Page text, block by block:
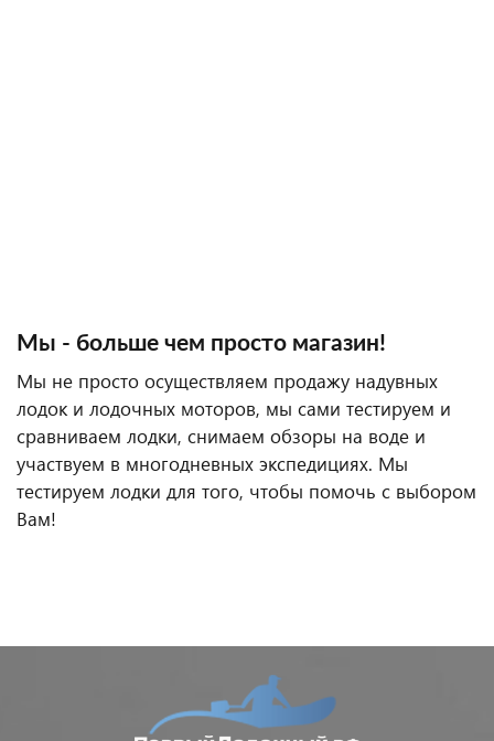
Мы - больше чем просто магазин!
Мы не просто осуществляем продажу надувных
лодок и лодочных моторов, мы сами тестируем и
сравниваем лодки, снимаем обзоры на воде и
участвуем в многодневных экспедициях. Мы
тестируем лодки для того, чтобы помочь с выбором
Вам!